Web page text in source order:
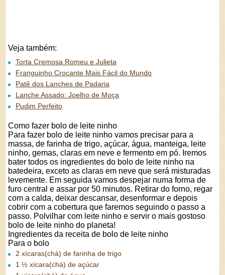
Veja também:
Torta Cremosa Romeu e Julieta
Franguinho Crocante Mais Fácil do Mundo
Patê dos Lanches de Padaria
Lanche Assado: Joelho de Moça
Pudim Perfeito
Como fazer bolo de leite ninho
Para fazer bolo de leite ninho vamos precisar para a
massa, de farinha de trigo, açúcar, água, manteiga, leite
ninho, gemas, claras em neve e fermento em pó. Iremos
bater todos os ingredientes do bolo de leite ninho na
batedeira, exceto as claras em neve que será misturadas
levemente. Em seguida vamos despejar numa forma de
furo central e assar por 50 minutos. Retirar do forno, regar
com a calda, deixar descansar, desenformar e depois
cobrir com a cobertura que faremos seguindo o passo a
passo. Polvilhar com leite ninho e servir o mais gostoso
bolo de leite ninho do planeta!
Ingredientes da receita de bolo de leite ninho
Para o bolo
2 xícaras(chá) de farinha de trigo
1 ½ xícara(chá) de açúcar